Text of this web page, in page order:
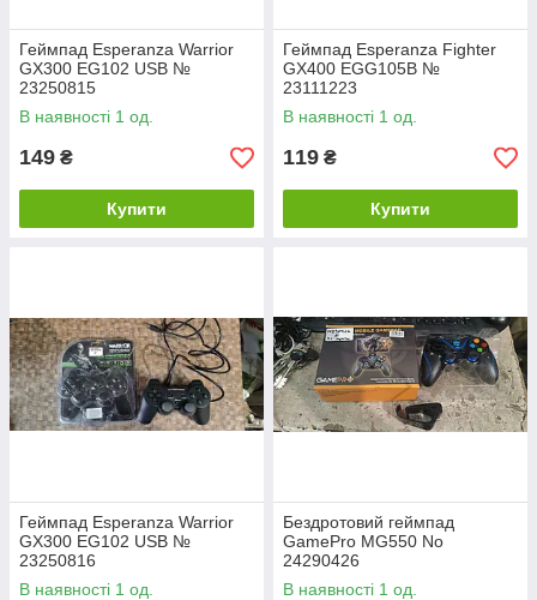
Геймпад Esperanza Warrior
GX300 EG102 USB №
23250815
В наявності 1 од.
149 ₴
Купити
Геймпад Esperanza Fighter
GX400 EGG105B №
23111223
В наявності 1 од.
119 ₴
Купити
Геймпад Esperanza Warrior
GX300 EG102 USB №
23250816
В наявності 1 од.
Бездротовий геймпад
GamePro MG550 No
24290426
В наявності 1 од.